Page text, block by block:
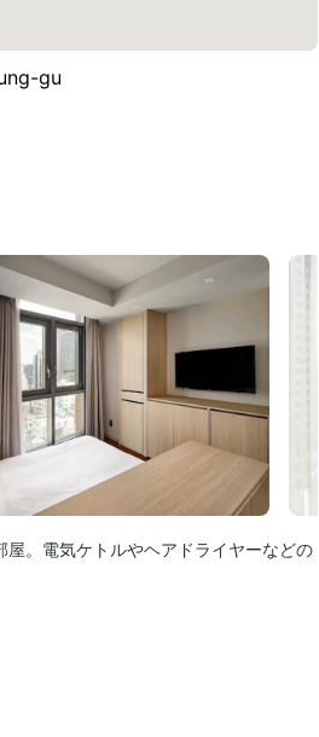
gu
。電気ケトルやヘアドライヤーなどの